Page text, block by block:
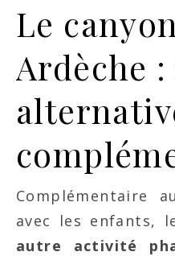
Le
Ardèche
Complémentaire
avec les enfants,
autre activité